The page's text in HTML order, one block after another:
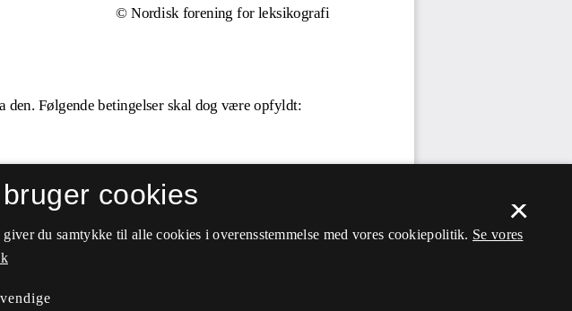
×
cookies
du samtykke til alle cookies i overensstemmelse med vores cookiepolitik. Se vores